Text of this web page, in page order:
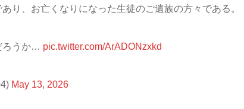
り、お亡くなりになった生徒のご遺族の方々である。
ろうか… pic.twitter.com/ArADONzxkd
May 13, 2026